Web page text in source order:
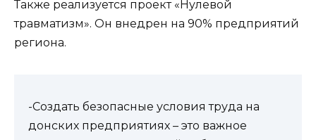
Также реализуется проект «Нулевой
травматизм». Он внедрен на 90% предприятий
региона.
-Создать безопасные условия труда на
донских предприятиях – это важное